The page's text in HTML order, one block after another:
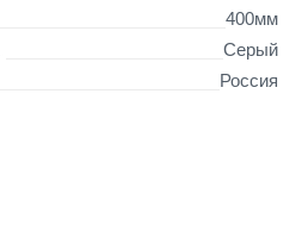
400мм
Серый
Россия